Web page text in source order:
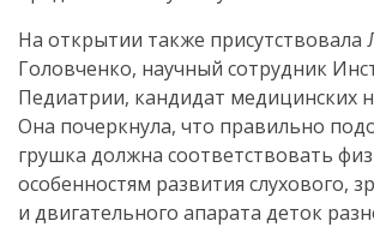
На открытии также присутствовала
Головченко, научный сотрудник
Педиатрии, кандидат медицинских
Она почеркнула, что правильно
грушка должна соответствовать
особенностям развития слухового,
и двигательного апарата деток